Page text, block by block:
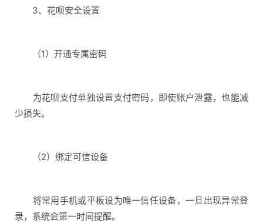
3、花呗安全设置
（1）开通专属密码
为花呗支付单独设置支付密码，即使账户泄露，也能减
少损失。
（2）绑定可信设备
将常用手机或平板设为唯一信任设备，一旦出现异常登
录，系统会第一时间提醒。